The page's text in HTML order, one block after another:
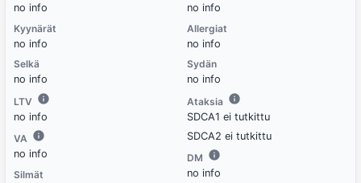
no info
Kyynärät
no info
Selkä
no info
LTV
no info
VA
no info
Silmät
no info
Allergiat
no info
Sydän
no info
Ataksia
SDCA1 ei tutkittu
SDCA2 ei tutkittu
DM
no info